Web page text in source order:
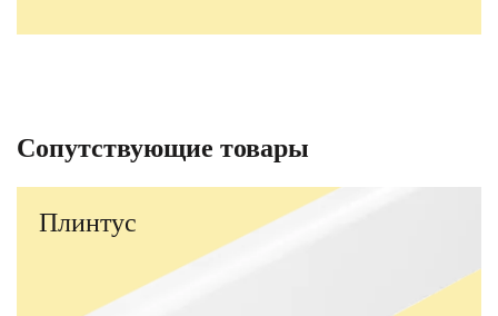
Сопутствующие товары
Плинтус